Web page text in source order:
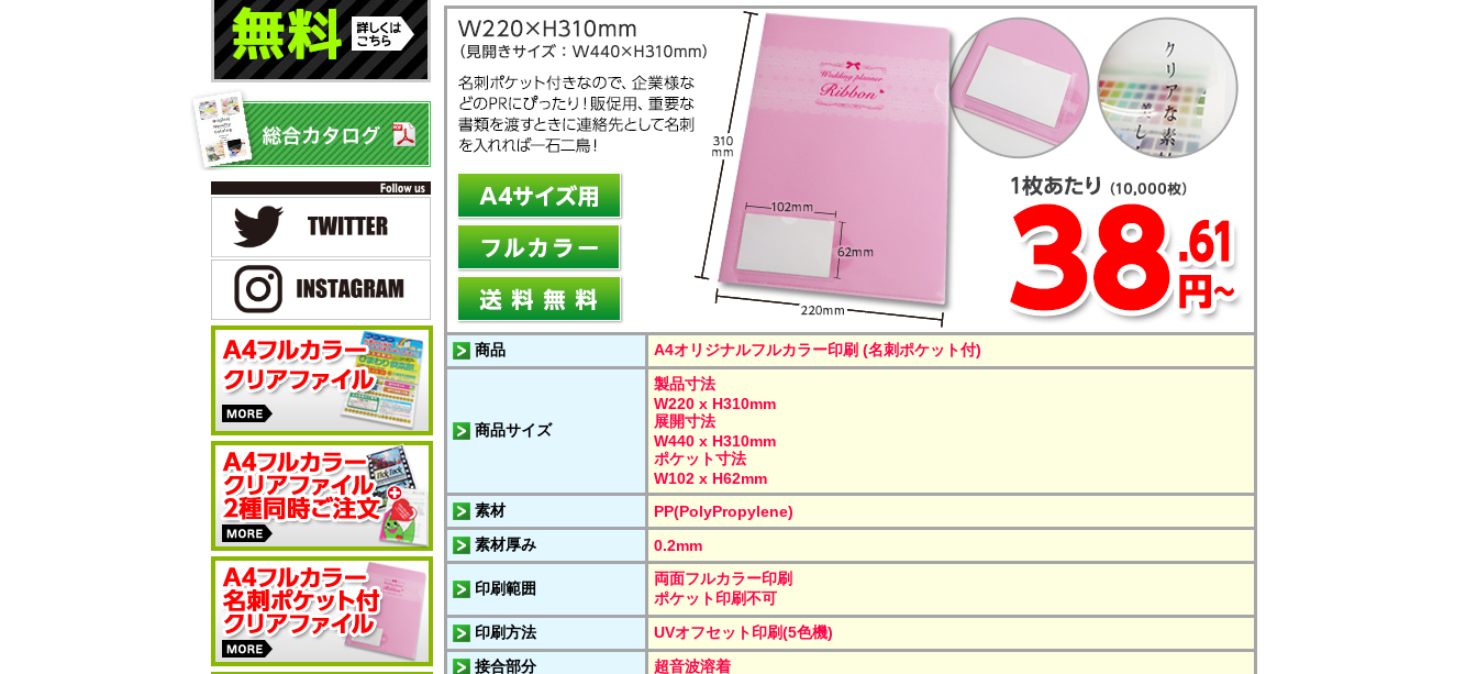
商品 A4オリジナルフルカラー印刷 (名刺ポケット付)
商品サイズ
製品寸法
W220 x H310mm
展開寸法
W440 x H310mm
ポケット寸法
W102 x H62mm
素材
PP(PolyPropylene)
素材厚み
0.2mm
印刷範囲
両面フルカラー印刷
ポケット印刷不可
印刷方法
UVオフセット印刷(5色機)
接合部分
超音波溶着